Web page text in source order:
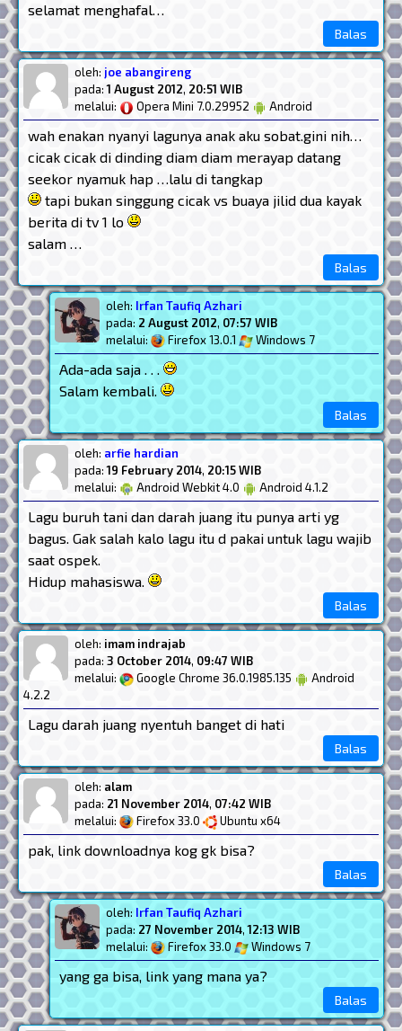
selamat menghafal…
Balas
oleh: joe abangireng
pada:1 August 2012, 20:51 WIB
melalui:
Opera Mini 7.0.29952 Android
wah enakan nyanyi lagunya anak aku sobat.gini nih…
cicak cicak di dinding diam diam merayap datang
seekor nyamuk hap …lalu di tangkap
tapi bukan singgung cicak vs buaya jilid dua kayak
berita di tv 1 lo
salam …
Balas
oleh: Irfan Taufiq Azhari
pada: 2 August 2012, 07:57 WIB
melalui:
Firefox 13.0.1 Windows 7
Ada-ada saja . . .
Salam kembali.
Balas
oleh: arfie hardian
pada:19 February 2014, 20:15 WIB
melalui:
Android Webkit 4.0 Android 4.1.2
Lagu buruh tani dan darah juang itu punya arti yg
bagus. Gak salah kalo lagu itu d pakai untuk lagu wajib
saat ospek.
Hidup mahasiswa.
Balas
oleh: imam indrajab
pada: 3 October 2014, 09:47 WIB
melalui:
Google Chrome 36.0.1985.135
Android
4.2.2
Lagu darah juang nyentuh banget di hati
Balas
oleh: alam
pada: 21 November 2014, 07:42 WIB
melalui:
Firefox 33.0 Ubuntu x64
pak, link downloadnya kog gk bisa?
Balas
oleh: Irfan Taufiq Azhari
pada: 27 November 2014,12:13 WIB
melalui:
Firefox 33.0 Windows 7
yang ga bisa, link yang mana ya?
Balas